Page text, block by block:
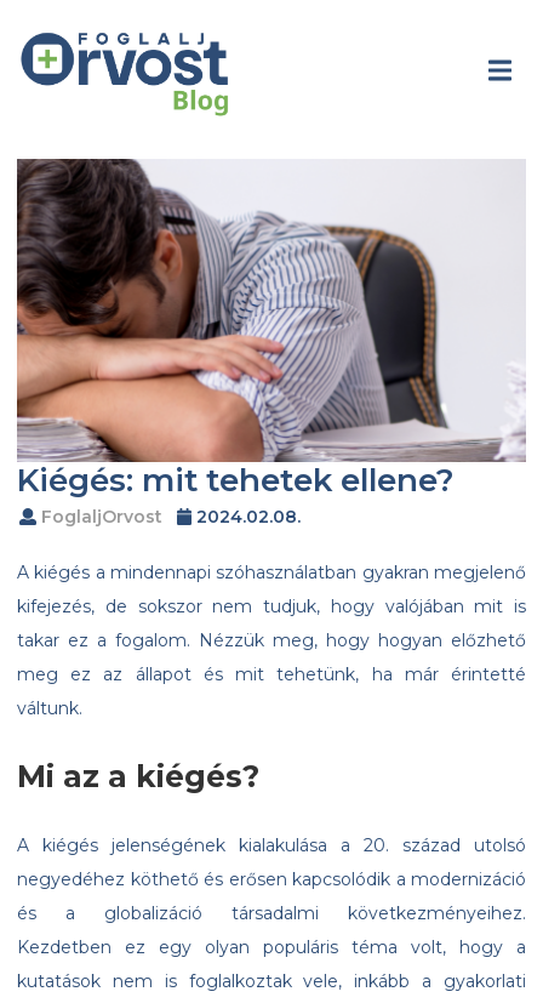
Kiégés: mit tehetek ellene?
FoglaljOrvost 2024.02.08.
A kiégés a mindennapi szóhasználatban gyakran megjelenő
kifejezés, de sokszor nem tudjuk, hogy valójában mit is
takar ez a fogalom. Nézzük meg, hogy hogyan előzhető
meg ez az állapot és mit tehetünk, ha már érintetté
váltunk.
Mi az a kiégés?
A kiégés jelenségének kialakulása a 20. század utolsó
negyedéhez köthető és erősen kapcsolódik a modernizáció
és a globalizáció társadalmi következményeihez.
Kezdetben ez egy olyan populáris téma volt, hogy a
kutatások nem is foglalkoztak vele, inkább a gyakorlati